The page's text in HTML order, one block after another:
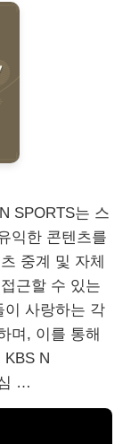
SPORTS는 스
익한 콘텐츠를
중계 및 자체
근할 수 있는
이 사랑하는 각
며, 이를 통해
KBS N
…